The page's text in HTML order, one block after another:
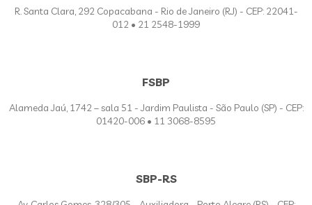
R. Santa Clara, 292 Copacabana - Rio de Janeiro (RJ) - CEP: 22041-
012 • 21 2548-1999
FSBP
Alameda Jaú, 1742 – sala 51 - Jardim Paulista - São Paulo (SP) - CEP:
01420-006 • 11 3068-8595
SBP-RS